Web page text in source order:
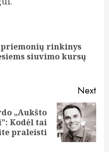
rinkinys
siuvimo kursų
Next
„Aukšto
Kodėl tai
praleisti